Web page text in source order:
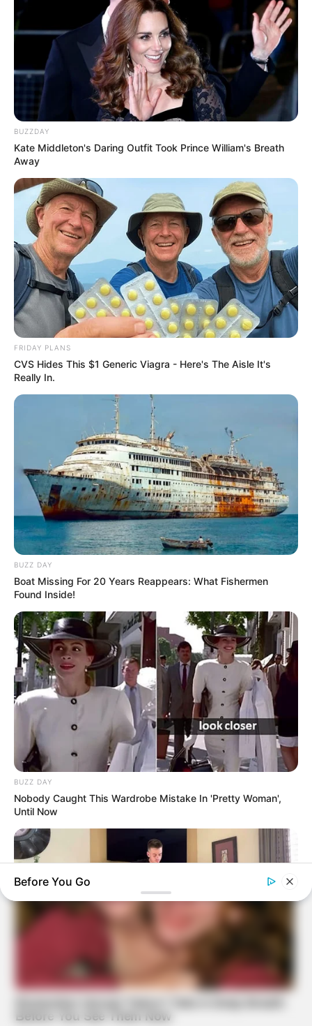
BUZZDAY
Kate Middleton's Daring Outfit Took Prince William's Breath
Away
FRIDAY PLANS
CVS Hides This $1 Generic Viagra - Here's The Aisle It's
Really In.
BUZZ DAY
Boat Missing For 20 Years Reappears: What Fishermen
Found Inside!
BUZZ DAY
Nobody Caught This Wardrobe Mistake In 'Pretty Woman',
Until Now
Watch This Parrot Belt Out A Pitch-Perfect Beyonce Song
Before You Go